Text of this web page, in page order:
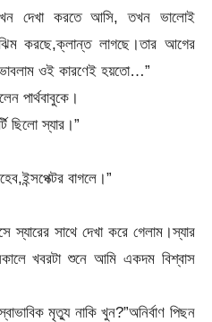
দেখা করতে আসি, তখন ভালোই
করছে,ক্লান্ত লাগছে।তার আগের
ভাবলাম ওই কারণেই হয়তো…”
পার্থবাবুকে।
ছিলো স্যার।”
বাগলে।”
স্যারের সাথে দেখা করে গেলাম।স্যার
খবরটা শুনে আমি একদম বিশ্বাস
মৃত্যু নাকি খুন?”অনির্বাণ পিছন